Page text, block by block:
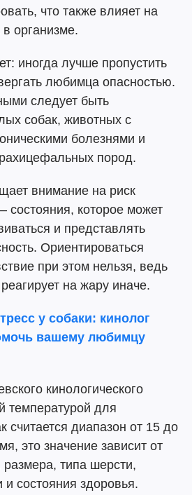
что также влияет на
организме.
иногда лучше пропустить
любимца опасностью.
следует быть
собак, животных с
болезнями и
пород.
внимание на риск
состояния, которое может
и представлять
Ориентироваться
при этом нельзя, ведь
на жару иначе.
у собаки: кинолог
вашему любимцу
кинологического
температурой для
считается диапазон от 15 до
это значение зависит от
типа шерсти,
и состояния здоровья.